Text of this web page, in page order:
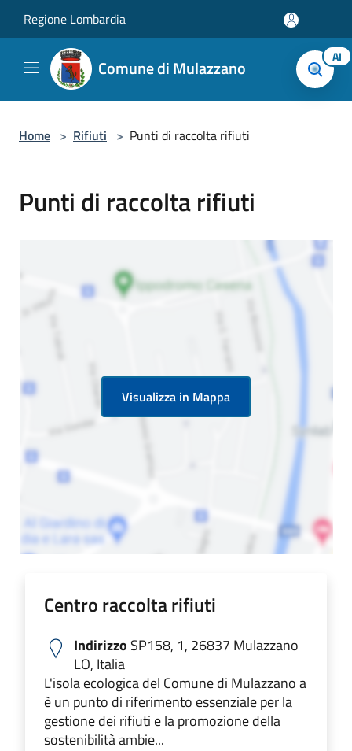
Regione Lombardia
Comune di Mulazzano AI
Home > Rifiuti > Punti di raccolta rifiuti
Punti di raccolta rifiuti
Visualizza in Mappa
Centro raccolta rifiuti
Indirizzo SP158, 1, 26837 Mulazzano
LO, Italia
L'isola ecologica del Comune di Mulazzano a
è un punto di riferimento essenziale per la
gestione dei rifiuti e la promozione della
sostenibilità ambie...